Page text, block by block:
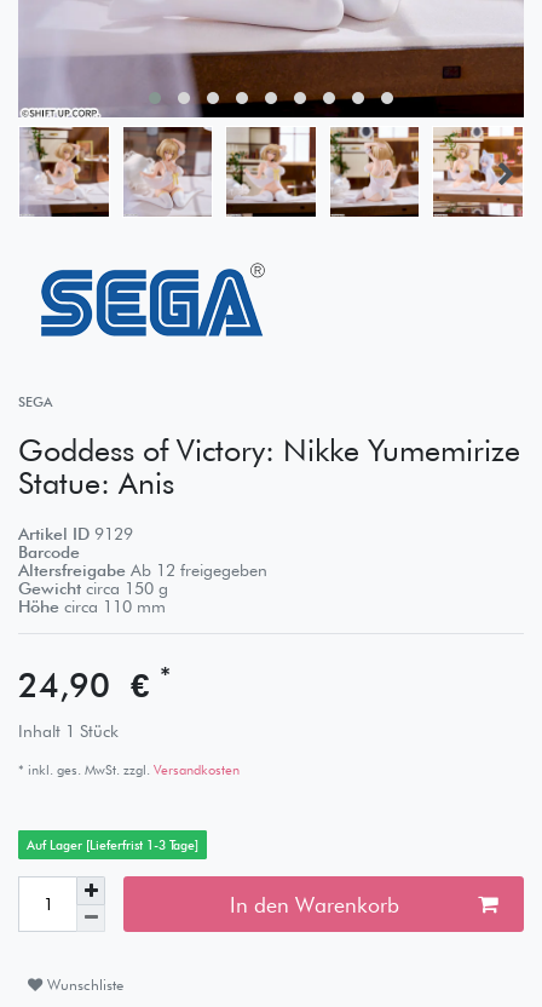
SEGA
Goddess of Victory: Nikke Yumemirize
Statue: Anis
Artikel ID 9129
Barcode
Altersfreigabe Ab 12 freigegeben
Gewicht circa 150 g
Höhe circa 110 mm
24,90 € *
Inhalt 1 Stück
* inkl. ges. MwSt. zzgl. Versandkosten
Auf Lager [Lieferfrist 1-3 Tage]
In den Warenkorb
Wunschliste